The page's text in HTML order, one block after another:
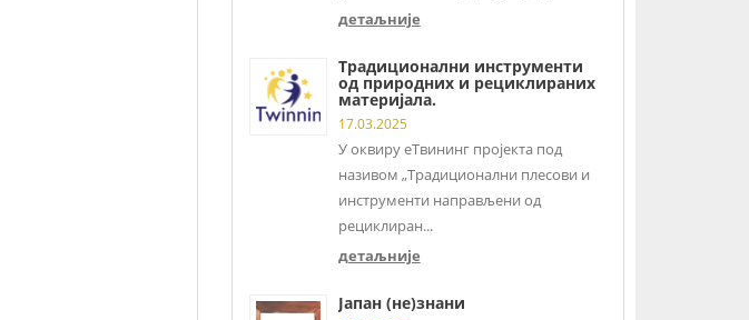
детаљније
Традиционални инструменти
од природних и рециклираних
материјала.
17.03.2025
У оквиру еТвининг пројекта под
називом „Традиционални плесови и
инструменти направљени од
рециклиран...
детаљније
Јапан (не)знани